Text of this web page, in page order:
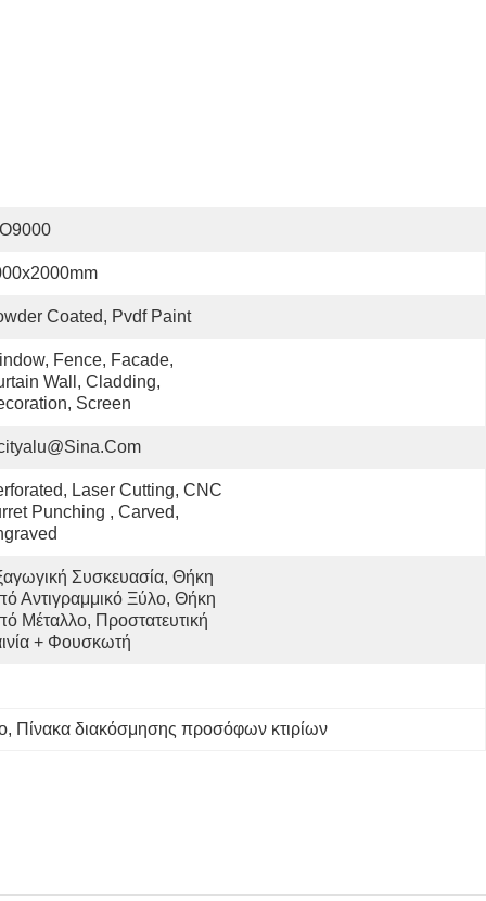
Coated, Pvdf Paint
Fence, Facade,
Wall, Cladding,
Screen
Laser Cutting, CNC
Punching , Carved,
Συσκευασία, Θήκη
Αντιγραμμικό Ξύλο, Θήκη
Μέταλλο, Προστατευτική
+ Φουσκωτή
, Πίνακα διακόσμησης προσόφων κτιρίων